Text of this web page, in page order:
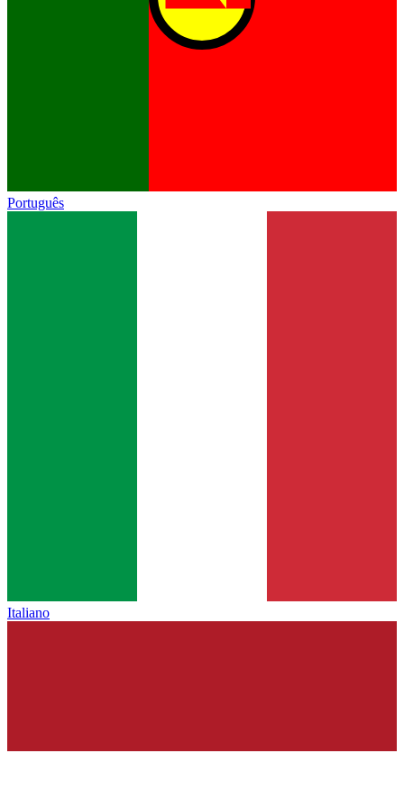
Português
Italiano